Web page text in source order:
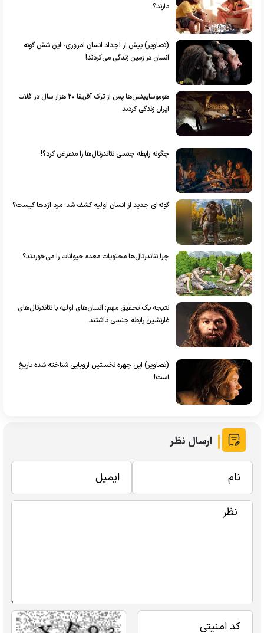
دارند؟
(تصاویر) پیش از اجداد انسان امروزی، این شش گونه‌
انسان در زمین زندگی می‌کردند!
هوموساپینس‌ها پس از ترک آفریقا ۲۰ هزار سال در فلات
ایران زندگی کردند
چگونه رابطه جنسی نئاندرتال‌ها را منقرض کرد؟!
گونه‌ای جدید از انسان اولیه کشف شد؛ مرد اژدها کیست؟
چرا نئاندرتال‌ها محتویات معده حیوانات را می‌خوردند؟
نتیجه یک تحقیق مهم: انسان‌های اولیه با نئاندرتال‌های
غارنشین رابطه جنسی داشتند
(تصاویر) این چهره نخستین اروپایی شناخته شده تاریخ
است!
ارسال نظر